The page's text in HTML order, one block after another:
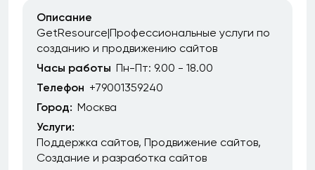
Описание
GetResource|Профессиональные услуги по
созданию и продвижению сайтов
Часы работы Пн-Пт: 9.00 - 18.00
Телефон +79001359240
Город: Москва
Услуги:
Поддержка сайтов Продвижение сайтов
Создание и разработка сайтов